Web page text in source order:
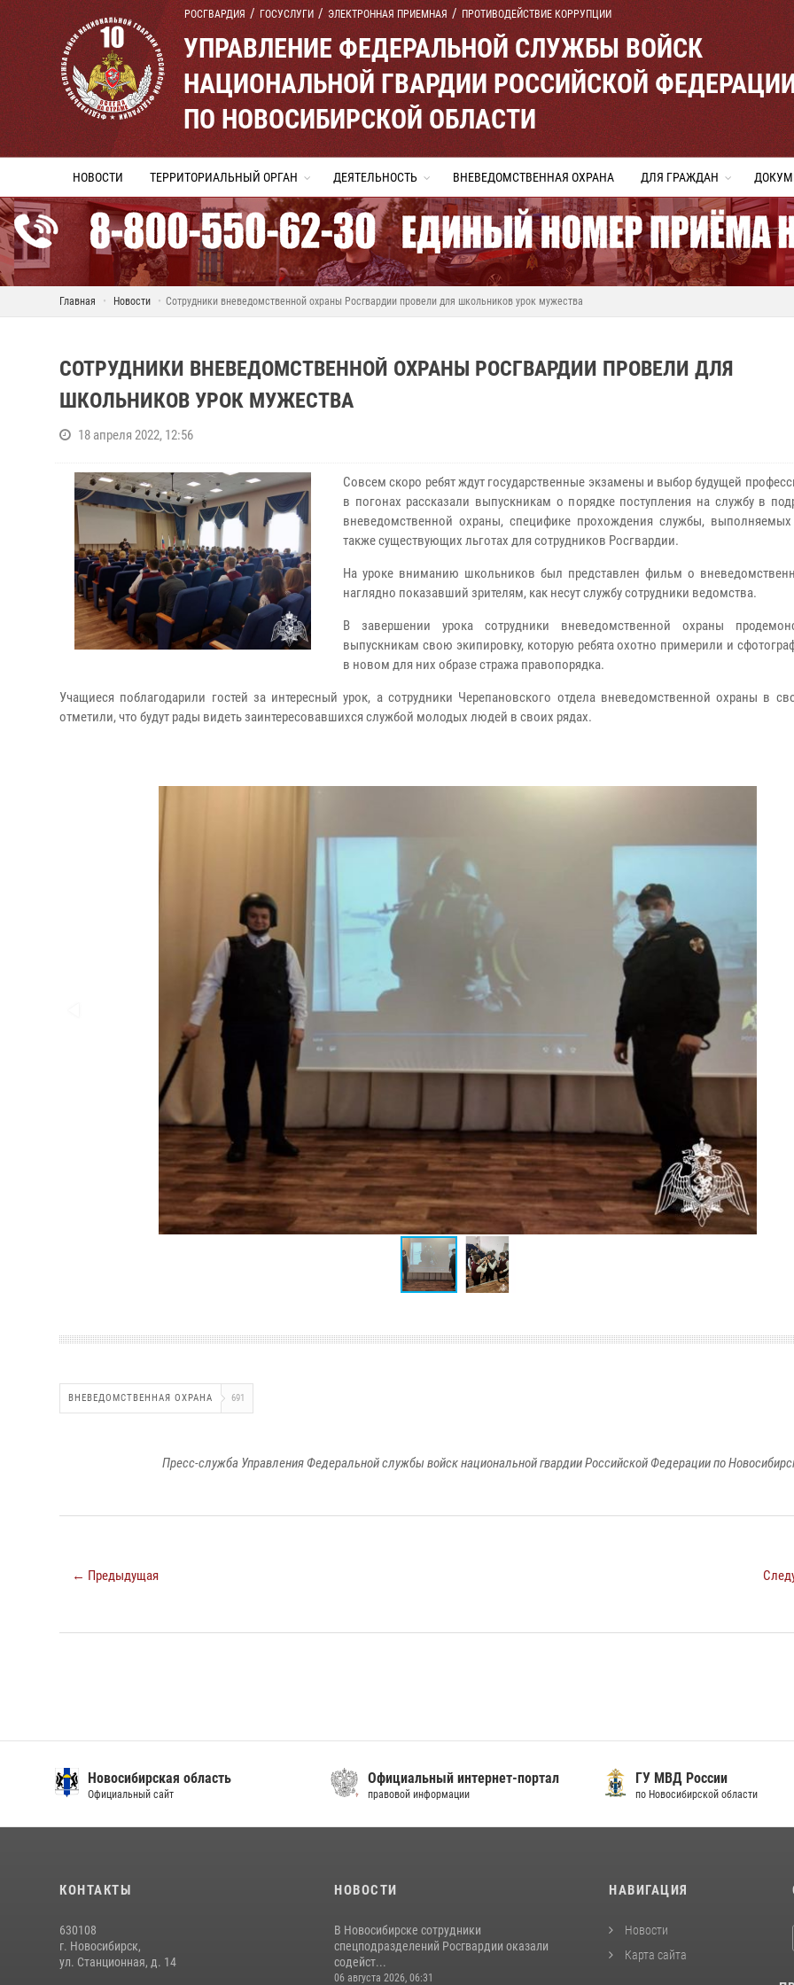
РОСГВАРДИЯ ГОСУСЛУГИ ЭЛЕКТРОННАЯ ПРИЕМНАЯ ПРОТИВОДЕЙСТВИЕ КОРРУПЦИИ
УПРАВЛЕНИЕ ФЕДЕРАЛЬНОЙ СЛУЖБЫ ВОЙСК
НАЦИОНАЛЬНОЙ ГВАРДИИ РОССИЙСКОЙ
ПО НОВОСИБИРСКОЙ ОБЛАСТИ
НОВОСТИ ТЕРРИТОРИАЛЬНЫЙ ОРГАН ДЕЯТЕЛЬНОСТЬ ВНЕВЕДОМСТВЕННАЯ ОХРАНА ДЛЯ ГРАЖДАН
Главная Новости Сотрудники вневедомственной охраны Росгвардии провели для школьников урок мужества
СОТРУДНИКИ ВНЕВЕДОМСТВЕННОЙ ОХРАНЫ РОСГВАРДИИ ПРОВЕЛИ ДЛЯ
ШКОЛЬНИКОВ УРОК МУЖЕСТВА
18 апреля 2022, 12:56
Совсем скоро ребят ждут государственные экзамены и выбор будущей
в погонах рассказали выпускникам о порядке поступления на службу в
вневедомственной охраны, специфике прохождения службы, выполняемых
также существующих льготах для сотрудников Росгвардии.
На уроке вниманию школьников был представлен фильм о
наглядно показавший зрителям, как несут службу сотрудники ведомства.
В завершении урока сотрудники вневедомственной охраны
выпускникам свою экипировку, которую ребята охотно примерили и
в новом для них образе стража правопорядка.
Учащиеся поблагодарили гостей за интересный урок, а сотрудники Черепановского отдела вневедомственной охраны в
отметили, что будут рады видеть заинтересовавшихся службой молодых людей в своих рядах.
ВНЕВЕДОМСТВЕННАЯ ОХРАНА 691
Пресс-служба Управления Федеральной службы войск национальной гвардии Российской Федерации по
← Предыдущая
Новосибирская область
Официальный сайт
Официальный интернет-портал
правовой информации
ГУ МВД России
по Новосибирской области
КОНТАКТЫ
630108
г. Новосибирск,
ул. Станционная, д. 14
НОВОСТИ
В Новосибирске сотрудники
спецподразделений Росгвардии оказали
содейст...
06 августа 2026, 06:31
НАВИГАЦИЯ
Новости
Карта сайта